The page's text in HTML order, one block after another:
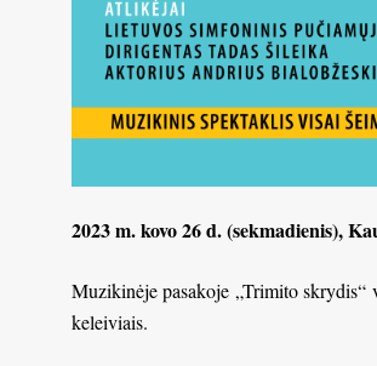
2023 m. kovo 26 d. (sekmadienis),
Muzikinėje pasakoje „Trimito
keleiviais.